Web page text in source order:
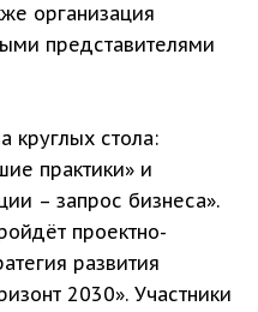
организация
представителями
круглых стола:
практики» и
– запрос бизнеса».
проектно-
развития
2030». Участники